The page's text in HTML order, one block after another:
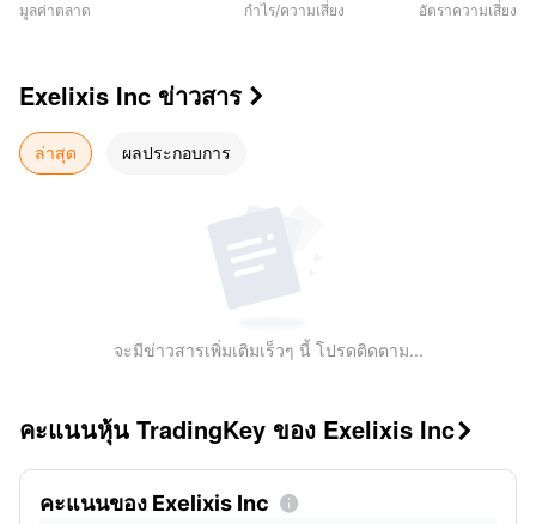
มูลค่าตลาด
กำไร/ความเสี่ยง
อัตราความเสี่ยง
Exelixis Inc ข่าวสาร 
ล่าสุด ผลประกอบการ
จะมีข่าวสารเพิ่มเติมเร็วๆ นี้ โปรดติดตาม...
คะแนนหุ้น TradingKey ของ Exelixis Inc
คะแนนของ Exelixis Inc 